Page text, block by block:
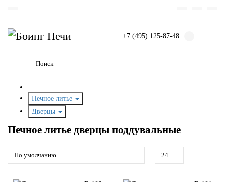
+7 (495) 125-87-48
Печное литье
Дверцы
Печное литье дверцы поддувальные